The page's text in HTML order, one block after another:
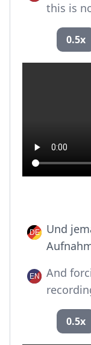
this is
0.5x
Und
And
0.5x